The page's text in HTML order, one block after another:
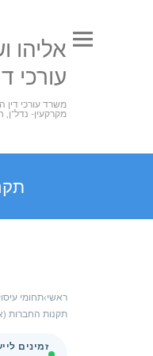
אליהו
עורכי
משרד עורכי
מקרקעין-
ראשי›תחומי
תקנות החברות